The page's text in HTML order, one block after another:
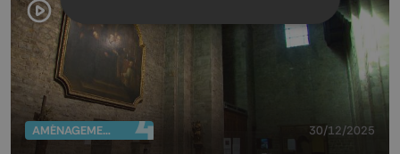
AMÉNAGEMENT DU TERRITOIRE 30/12/2025